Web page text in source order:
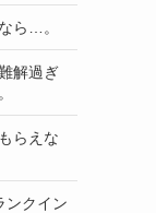
ら…。
解過ぎ
らえな
ンクイン